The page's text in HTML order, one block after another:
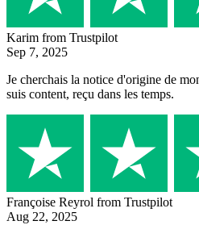
Karim from Trustpilot
Sep 7, 2025
Je cherchais la notice d'origine de
suis content, reçu dans les temps.
Françoise Reyrol from Trustpilot
Aug 22, 2025